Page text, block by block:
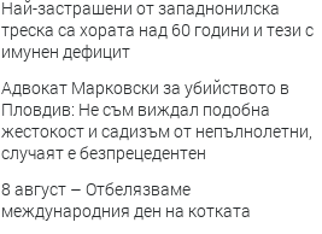
Най-застрашени от западнонилска
треска са хората над 60 години и тези с
имунен дефицит
Адвокат Марковски за убийството в
Пловдив: Не съм виждал подобна
жестокост и садизъм от непълнолетни,
случаят е безпрецедентен
8 август – Отбелязваме
международния ден на котката